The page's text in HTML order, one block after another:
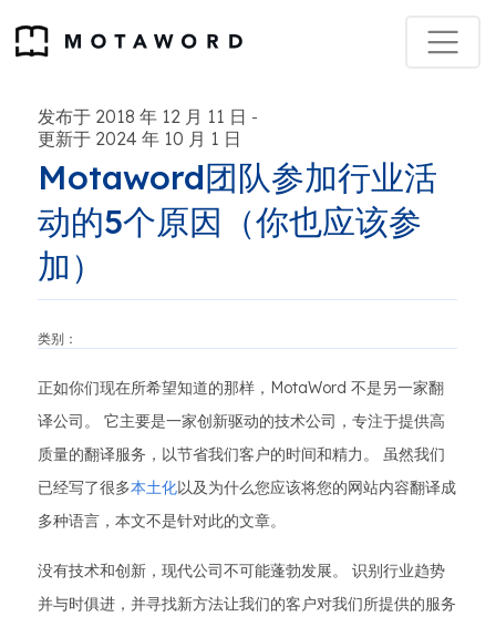
发布于 2018 年 12 月 11 日 -
更新于 2024 年 10 月 1 日
Motaword团队参加行业活
动的5个原因（你也应该参
加）
类别：
正如你们现在所希望知道的那样，MotaWord 不是另一家翻
译公司。 它主要是一家创新驱动的技术公司，专注于提供高
质量的翻译服务，以节省我们客户的时间和精力。 虽然我们
已经写了很多本土化以及为什么您应该将您的网站内容翻译成
多种语言，本文不是针对此的文章。
没有技术和创新，现代公司不可能蓬勃发展。 识别行业趋势
并与时俱进，并寻找新方法让我们的客户对我们所提供的服务